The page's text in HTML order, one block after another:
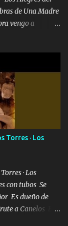
de Una Madre
vengo a
aquí
que yo
lo mismo que
mirarte, mas se
El desespero me
por siempre
Torres · Los
· Los
con tubos Se
Es dueño de
a Canelos Es